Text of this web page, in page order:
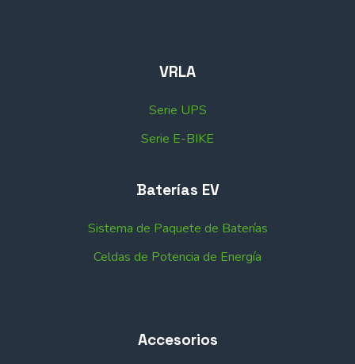
VRLA
Serie UPS
Serie E-BIKE
Baterías EV
Sistema de Paquete de Baterías
Celdas de Potencia de Energía
Accesorios